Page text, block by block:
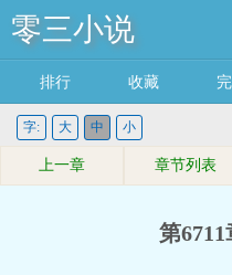
零三小说
排行 收藏
字: 大 中 小
上一章 章节列表
第